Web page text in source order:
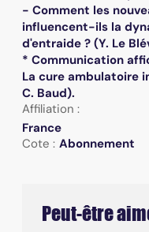
- Comment les
influencent-ils la
d'entraide ? (Y. Le
* Communication
La cure ambulatoire
C. Baud).
Affiliation :
France
Cote : Abonnement
Peut-être